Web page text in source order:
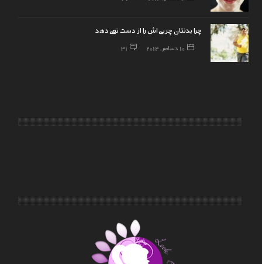
چرا بدنتان چربی‌اش را از دست نمی‌دهد
10 دسامبر, 2014 31